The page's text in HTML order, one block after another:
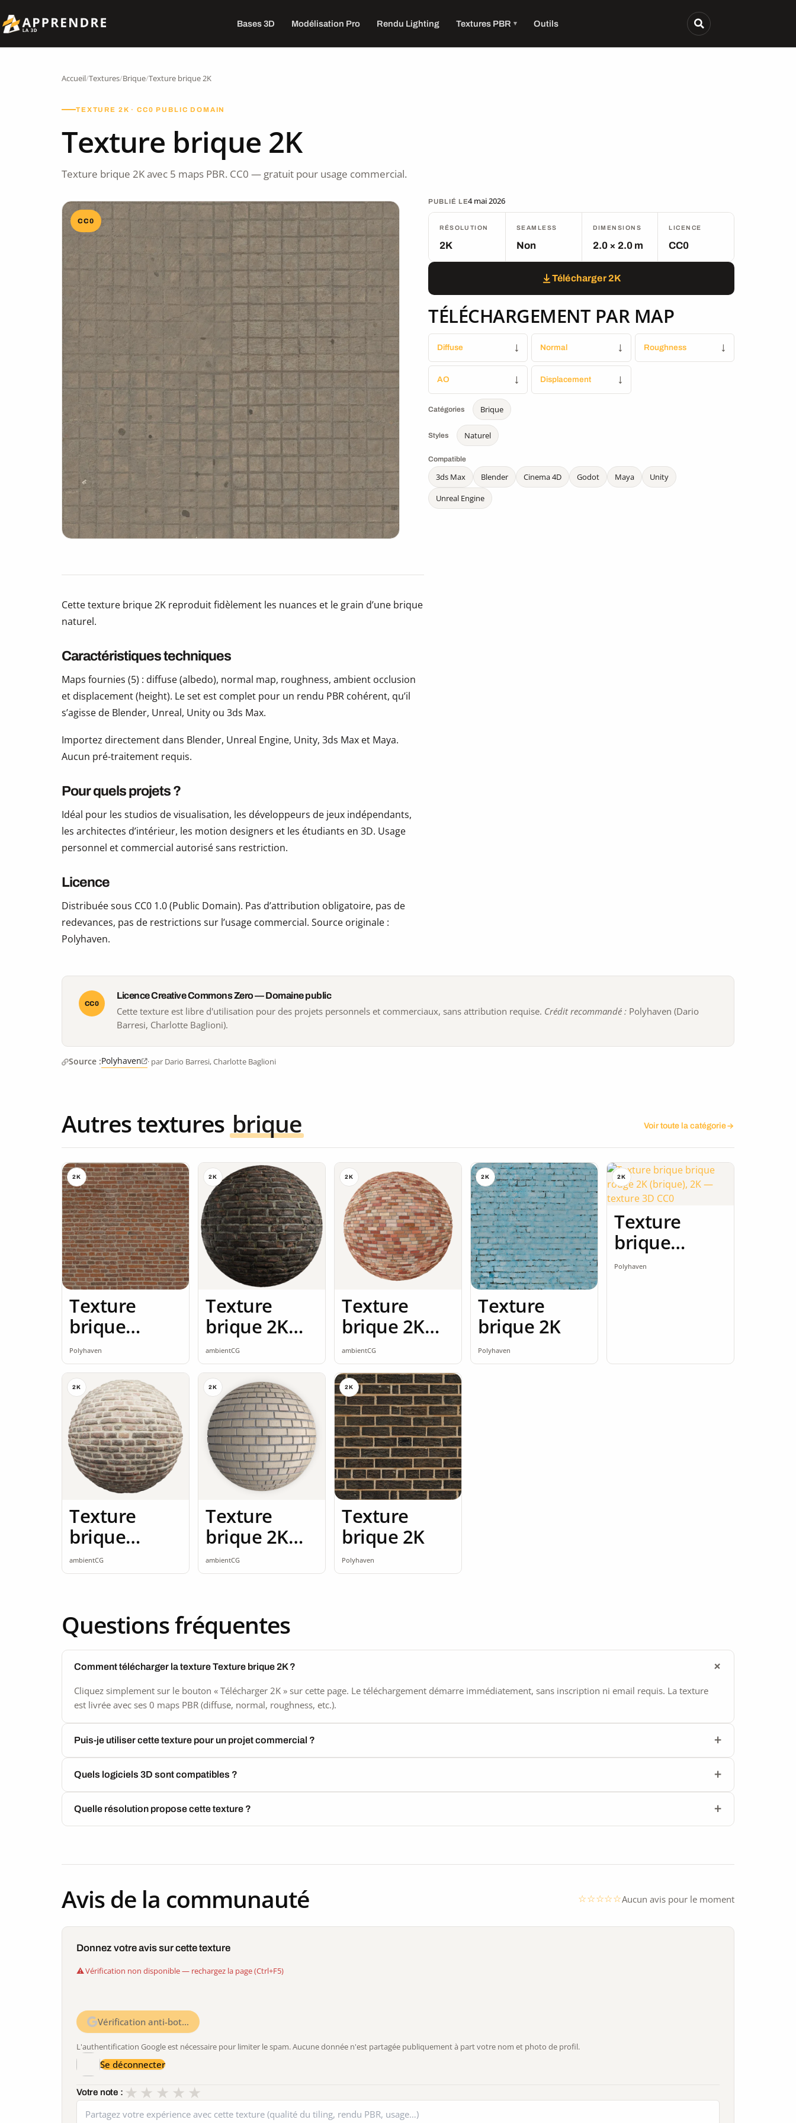
Bases 3D Modélisation Pro Rendu Lighting Textures PBR Outils
Accueil/Textures/Brique/Texture brique 2K
TEXTURE 2K · CC0 PUBLIC DOMAIN
Texture brique 2K
Texture brique 2K avec 5 maps PBR. CC0 — gratuit pour usage commercial.
CC0
PUBLIÉ LE4 mai 2026
RÉSOLUTION
2K
SEAMLESS
Non
DIMENSIONS
2.0 × 2.0 m
LICENCE
CC0
Télécharger 2K
TÉLÉCHARGEMENT PAR MAP
Diffuse ↓ Normal ↓ Roughness ↓
AO ↓ Displacement ↓
Catégories Brique
Styles Naturel
Compatible
3ds Max Blender Cinema 4D Godot Maya
Unity
Unreal Engine
Cette texture brique 2K reproduit fidèlement les nuances et le grain d’une brique
naturel.
Caractéristiques techniques
Maps fournies (5) : diffuse (albedo), normal map, roughness, ambient occlusion
et displacement (height). Le set est complet pour un rendu PBR cohérent, qu’il
s’agisse de Blender, Unreal, Unity ou 3ds Max.
Importez directement dans Blender, Unreal Engine, Unity, 3ds Max et Maya.
Aucun pré-traitement requis.
Pour quels projets ?
Idéal pour les studios de visualisation, les développeurs de jeux indépendants,
les architectes d’intérieur, les motion designers et les étudiants en 3D. Usage
personnel et commercial autorisé sans restriction.
Licence
Distribuée sous CC0 1.0 (Public Domain). Pas d’attribution obligatoire, pas de
redevances, pas de restrictions sur l’usage commercial. Source originale :
Polyhaven.
CC0
Licence Creative Commons Zero — Domaine public
Cette texture est libre d'utilisation pour des projets personnels et commerciaux, sans attribution requise. Crédit recommandé : Polyhaven (Dario
Barresi, Charlotte Baglioni).
Source :Polyhaven · par Dario Barresi, Charlotte Baglioni
Autres textures brique Voir toute la catégorie
2K
Texture
brique
brique rouge
2K
Polyhaven
2K
Texture
brique 2K
seamless
ambientCG
2K
Texture
brique 2K
seamless
ambientCG
2K
Texture
brique 2K
Polyhaven
2K
Texture
brique
brique rouge
Polyhaven
2K
Texture
brique
brique
vintage 2K
ambientCG
2K
Texture
brique 2K
seamless
ambientCG
2K
Texture
brique 2K
Polyhaven
Questions fréquentes
Comment télécharger la texture Texture brique 2K ?
Cliquez simplement sur le bouton « Télécharger 2K » sur cette page. Le téléchargement démarre immédiatement, sans inscription ni email requis. La texture
est livrée avec ses 0 maps PBR (diffuse, normal, roughness, etc.).
Puis-je utiliser cette texture pour un projet commercial ?
Quels logiciels 3D sont compatibles ?
Quelle résolution propose cette texture ?
Avis de la communauté Aucun avis pour le moment
Donnez votre avis sur cette texture
Vérification non disponible — rechargez la page (Ctrl+F5)
Vérification anti-bot…
L'authentification Google est nécessaire pour limiter le spam. Aucune donnée n'est partagée publiquement à part votre nom et photo de profil.
Se déconnecter
Votre note : ★
★
★
★
★